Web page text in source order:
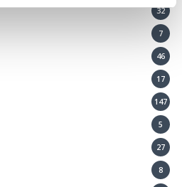
32
7
46
17
147
5
27
8